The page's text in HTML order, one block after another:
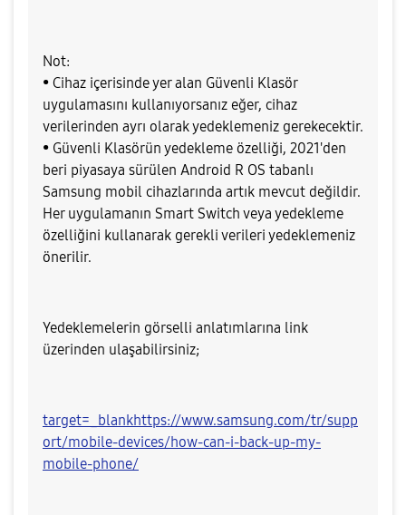
Not:
• Cihaz içerisinde yer alan Güvenli Klasör
uygulamasını kullanıyorsanız eğer, cihaz
verilerinden ayrı olarak yedeklemeniz gerekecektir.
• Güvenli Klasörün yedekleme özelliği, 2021'den
beri piyasaya sürülen Android R OS tabanlı
Samsung mobil cihazlarında artık mevcut değildir.
Her uygulamanın Smart Switch veya yedekleme
özelliğini kullanarak gerekli verileri yedeklemeniz
önerilir.
Yedeklemelerin görselli anlatımlarına link
üzerinden ulaşabilirsiniz;
target=_blankhttps://www.samsung.com/tr/supp
ort/mobile-devices/how-can-i-back-up-my-
mobile-phone/